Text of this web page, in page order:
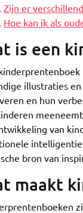
Zijn er
Hoe kan ik als
is een
illustraties
en hun
van
intelligentie
bron van
maakt